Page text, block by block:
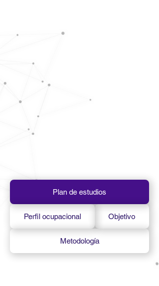
Plan de estudios
Perfil ocupacional Objetivo
Metodología